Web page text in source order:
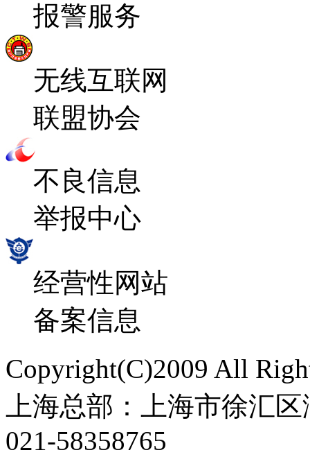
报警服务
无线互联网
联盟协会
不良信息
举报中心
经营性网站
备案信息
Copyright(C)2009 All
上海总部：上海市徐汇
021-58358765